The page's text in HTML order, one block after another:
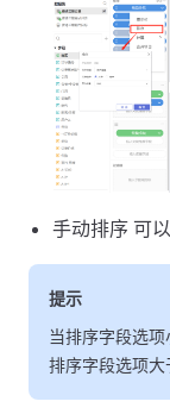
手动排序 可
提示
当排序字段选
排序字段选项大